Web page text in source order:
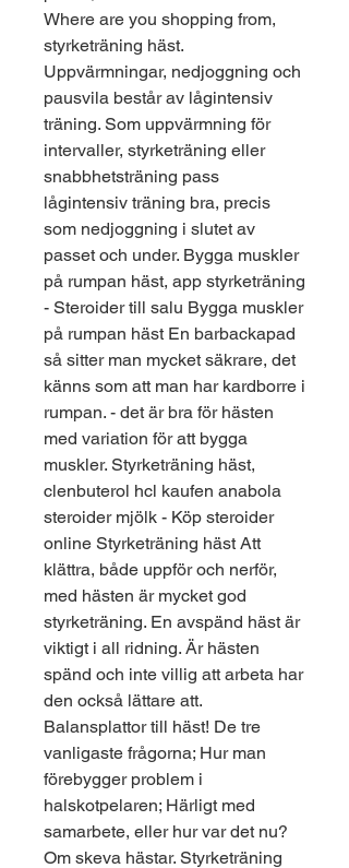
Where are you shopping from,
styrketräning häst.
Uppvärmningar, nedjoggning och
pausvila består av lågintensiv
träning. Som uppvärmning för
intervaller, styrketräning eller
snabbhetsträning pass
lågintensiv träning bra, precis
som nedjoggning i slutet av
passet och under. Bygga muskler
på rumpan häst, app styrketräning
- Steroider till salu Bygga muskler
på rumpan häst En barbackapad
så sitter man mycket säkrare, det
känns som att man har kardborre i
rumpan. - det är bra för hästen
med variation för att bygga
muskler. Styrketräning häst,
clenbuterol hcl kaufen anabola
steroider mjölk - Köp steroider
online Styrketräning häst Att
klättra, både uppför och nerför,
med hästen är mycket god
styrketräning. En avspänd häst är
viktigt i all ridning. Är hästen
spänd och inte villig att arbeta har
den också lättare att.
Balansplattor till häst! De tre
vanligaste frågorna; Hur man
förebygger problem i
halskotpelaren; Härligt med
samarbete, eller hur var det nu?
Om skeva hästar. Styrketräning